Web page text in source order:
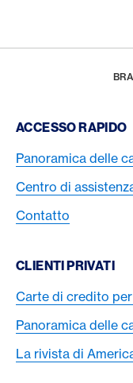
Footer Navigation
ACCESSO RAPIDO
Panoramica delle
Centro di
Contatto
CLIENTI PRIVATI
Carte di credito
Panoramica delle
La rivista di